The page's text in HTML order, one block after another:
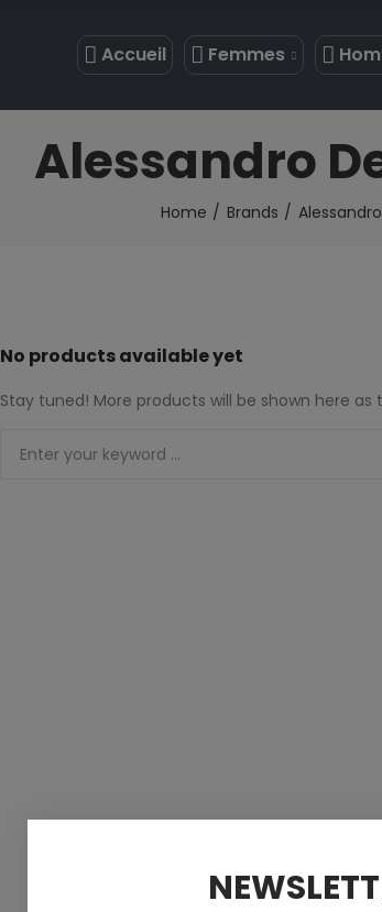
Accueil Femmes
Alessandro
Home Brands
No products available yet
Stay tuned! More products will be shown here as